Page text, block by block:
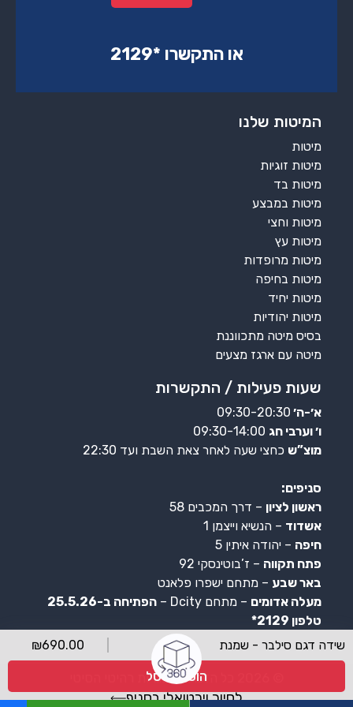
לסיור וירטואלי בסניף
שידה דגם סילבר - שמנת ₪690.00
הוספה לסל
או התקשרו ‏*2129‏
המיטות שלנו
מיטות
מיטות זוגיות
מיטות בד
מיטות במבצע
מיטות וחצי
מיטות עץ
מיטות מרופדות
מיטות בחיפה
מיטות יחיד
מיטות יהודיות
בסיס מיטה מתכווננת
מיטה עם ארגז מצעים
שעות פעילות / התקשרות
א׳-ה׳ 09:30-20:30
ו׳ וערבי חג
מוצ”ש כחצי שעה לאחר צאת השבת ועד 22:30
סניפים:
ראשון לציון – דרך המכבים 58
אשדוד – הנשיא וייצמן 1
חיפה – יהודה איתין 5
פתח תקווה – ז’בוטינסקי 92
באר שבע – מתחם ישפרו פלאנט
מעלה אדומים – מתחם Dcity –
הפתיחה ב-25.5.26
טלפון 2129*